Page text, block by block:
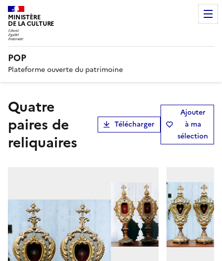
MINISTÈRE
DE LA CULTURE
POP
Plateforme ouverte du patrimoine
quatre
paires de
reliquaires
Télécharger
Ajouter
à ma
sélection